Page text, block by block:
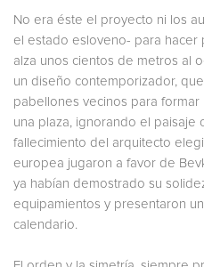
No era éste el proyecto ni los
el estado esloveno- para hacer
alza unos cientos de metros al
un diseño contemporizador,
pabellones vecinos para
una plaza, ignorando el paisaje
fallecimiento del arquitecto
europea jugaron a favor de
ya habían demostrado su
equipamientos y presentaron
calendario.